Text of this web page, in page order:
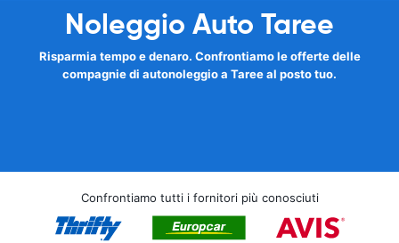
Noleggio Auto Taree
Risparmia tempo e denaro. Confrontiamo le offerte delle
compagnie di autonoleggio a Taree al posto tuo.
Confrontiamo tutti i fornitori più conosciuti